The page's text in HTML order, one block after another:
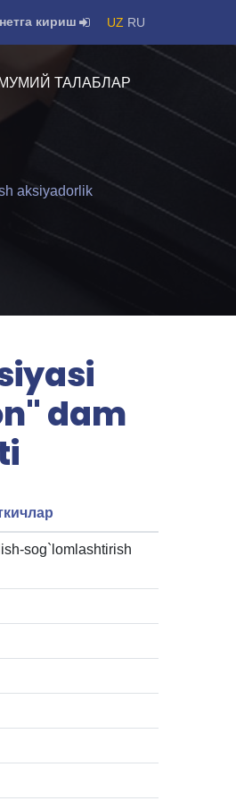
кириш UZ RU
ТАЛАБЛАР
aksiyadorlik
dam
sog`lomlashtirish